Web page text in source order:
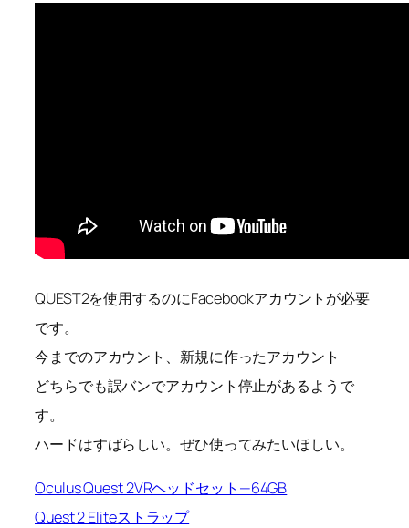
QUEST2を使用するのにFacebookアカウントが必要
です。
今までのアカウント、新規に作ったアカウント
どちらでも誤バンでアカウント停止があるようで
す。
ハードはすばらしい。ぜひ使ってみたいほしい。
Oculus Quest 2VRヘッドセット—64GB
Quest 2 Eliteストラップ